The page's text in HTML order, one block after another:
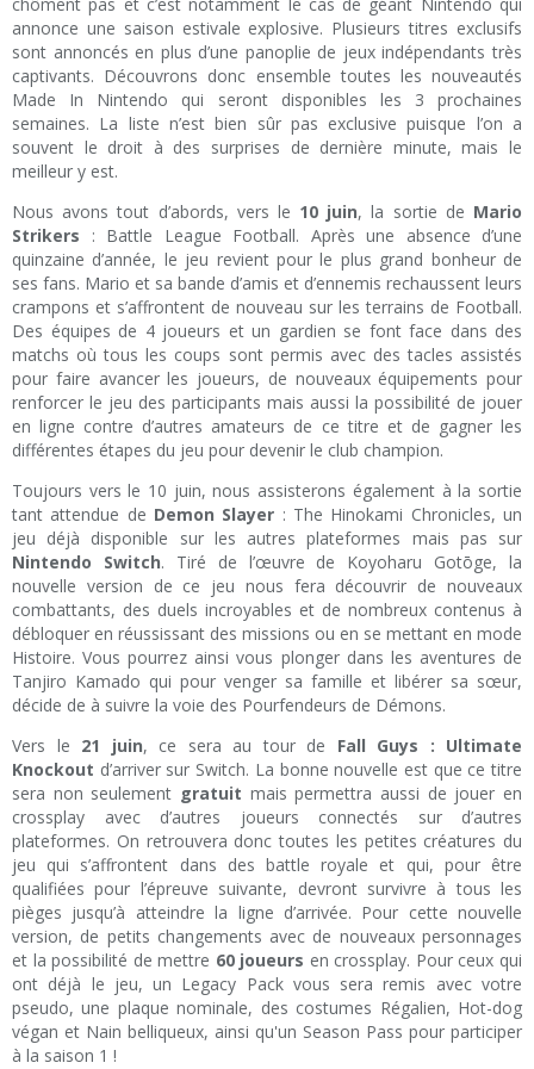
annonce une saison estivale explosive. Plusieurs titres exclusifs
sont annoncés en plus d’une panoplie de jeux indépendants très
captivants. Découvrons donc ensemble toutes les nouveautés
Made In Nintendo qui seront disponibles les 3 prochaines
semaines. La liste n’est bien sûr pas exclusive puisque l’on a
souvent le droit à des surprises de dernière minute, mais le
meilleur y est.
Nous avons tout d’abords, vers le 10 juin, la sortie de Mario
Strikers : Battle League Football. Après une absence d’une
quinzaine d’année, le jeu revient pour le plus grand bonheur de
ses fans. Mario et sa bande d’amis et d’ennemis rechaussent leurs
crampons et s’affrontent de nouveau sur les terrains de Football.
Des équipes de 4 joueurs et un gardien se font face dans des
matchs où tous les coups sont permis avec des tacles assistés
pour faire avancer les joueurs, de nouveaux équipements pour
renforcer le jeu des participants mais aussi la possibilité de jouer
en ligne contre d’autres amateurs de ce titre et de gagner les
différentes étapes du jeu pour devenir le club champion.
Toujours vers le 10 juin, nous assisterons également à la sortie
tant attendue de Demon Slayer : The Hinokami Chronicles, un
jeu déjà disponible sur les autres plateformes mais pas sur
Nintendo Switch. Tiré de l’œuvre de Koyoharu Gotōge, la
nouvelle version de ce jeu nous fera découvrir de nouveaux
combattants, des duels incroyables et de nombreux contenus à
débloquer en réussissant des missions ou en se mettant en mode
Histoire. Vous pourrez ainsi vous plonger dans les aventures de
Tanjiro Kamado qui pour venger sa famille et libérer sa sœur,
décide de à suivre la voie des Pourfendeurs de Démons.
Vers le 21 juin, ce sera au tour de Fall Guys : Ultimate
Knockout d’arriver sur Switch. La bonne nouvelle est que ce titre
sera non seulement gratuit mais permettra aussi de jouer en
crossplay avec d’autres joueurs connectés sur d’autres
plateformes. On retrouvera donc toutes les petites créatures du
jeu qui s’affrontent dans des battle royale et qui, pour être
qualifiées pour l’épreuve suivante, devront survivre à tous les
pièges jusqu’à atteindre la ligne d’arrivée. Pour cette nouvelle
version, de petits changements avec de nouveaux personnages
et la possibilité de mettre 60 joueurs en crossplay. Pour ceux qui
ont déjà le jeu, un Legacy Pack vous sera remis avec votre
pseudo, une plaque nominale, des costumes Régalien, Hot-dog
végan et Nain belliqueux, ainsi qu'un Season Pass pour participer
à la saison 1 !